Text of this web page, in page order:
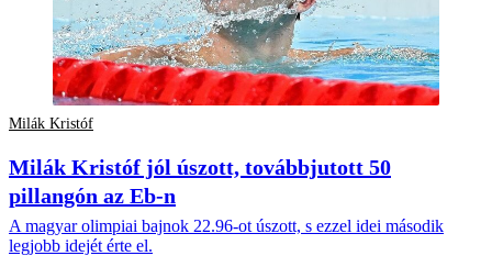
Milák Kristóf
Milák Kristóf jól úszott, továbbjutott 50
pillangón az Eb-n
A magyar olimpiai bajnok 22.96-ot úszott, s ezzel idei második
legjobb idejét érte el.